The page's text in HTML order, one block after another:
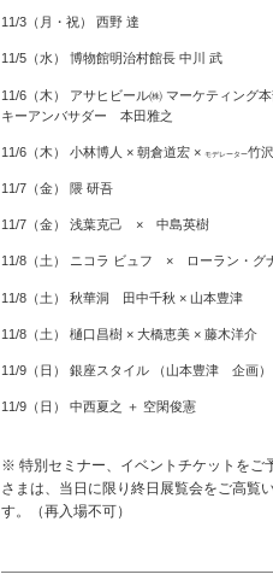
11/3（月・祝） 西野 達
11/5（水） 博物館明治村館長 中川 武
11/6（木） アサヒビール㈱ マーケティング
キーアンバサダー 本田雅之
11/6（木） 小林博人 × 朝倉道宏 × モデレーター竹
11/7（金） 隈 研吾
11/7（金） 浅葉克己 × 中島英樹
11/8（土） ニコラ ビュフ × ローラン・グ
11/8（土） 秋華洞 田中千秋 × 山本豊津
11/8（土） 樋口昌樹 × 大橋恵美 × 藤木洋介
11/9（日） 銀座スタイル （山本豊津 企画）
11/9（日） 中西夏之 ＋ 空閑俊憲
※ 特別セミナー、イベントチケットをご
さまは、当日に限り終日展覧会をご高覧
す。（再入場不可）